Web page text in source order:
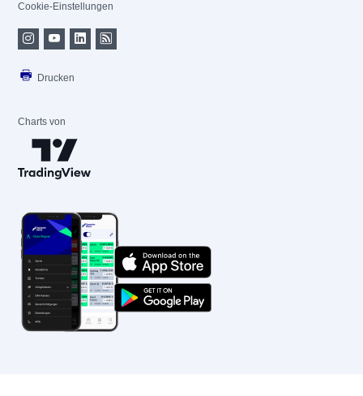
Cookie-Einstellungen
Drucken
Charts von